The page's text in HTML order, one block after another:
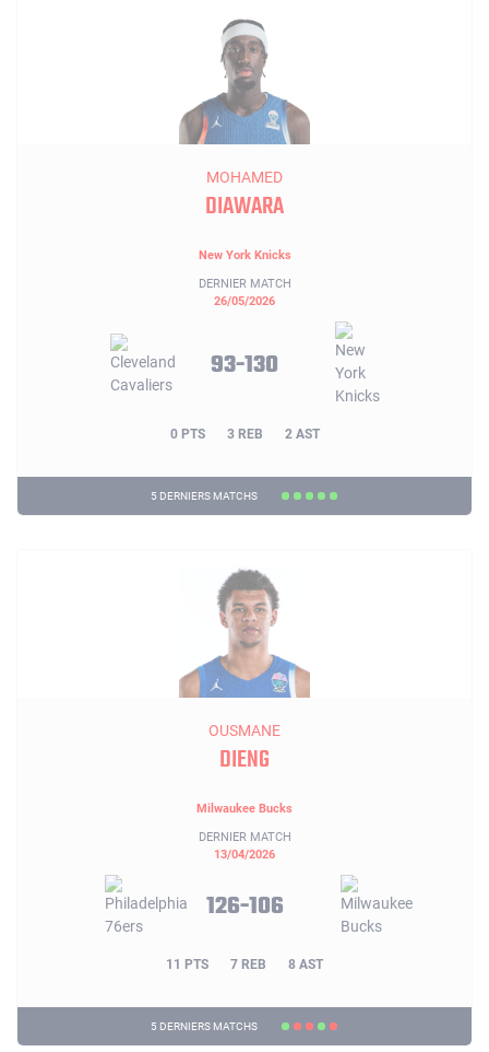
MOHAMED
DIAWARA
New York Knicks
DERNIER MATCH
26/05/2026
93-130
0 PTS 3 REB 2 AST
5 DERNIERS MATCHS
OUSMANE
DIENG
Milwaukee Bucks
DERNIER MATCH
13/04/2026
126-106
11 PTS 7 REB 8 AST
5 DERNIERS MATCHS